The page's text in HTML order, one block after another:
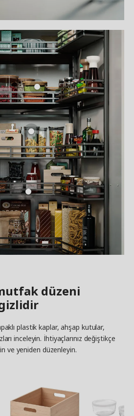
düzeni
plastik kaplar, ahşap kutular,
inceleyin. İhtiyaçlarınız değiştikçe
ve yeniden düzenleyin.